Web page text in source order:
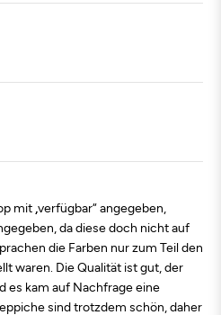
mit „verfügbar“ angegeben,
da diese doch nicht auf
die Farben nur zum Teil den
waren. Die Qualität ist gut, der
es kam auf Nachfrage eine
sind trotzdem schön, daher